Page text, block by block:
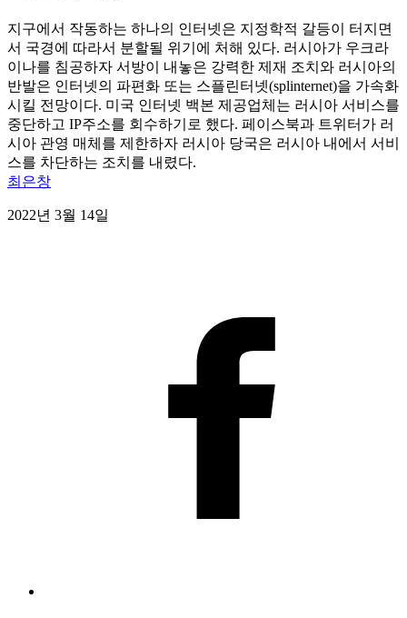
지구에서 작동하는 하나의 인터넷은 지정학적 갈등이 터지면
서 국경에 따라서 분할될 위기에 처해 있다. 러시아가 우크라
이나를 침공하자 서방이 내놓은 강력한 제재 조치와 러시아의
반발은 인터넷의 파편화 또는 스플린터넷(splinternet)을 가속화
시킬 전망이다. 미국 인터넷 백본 제공업체는 러시아 서비스를
중단하고 IP주소를 회수하기로 했다. 페이스북과 트위터가 러
시아 관영 매체를 제한하자 러시아 당국은 러시아 내에서 서비
스를 차단하는 조치를 내렸다.
최은창
2022년 3월 14일